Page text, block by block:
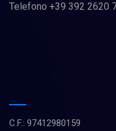
Telefono +39 392 2620
C.F.: 97412980159